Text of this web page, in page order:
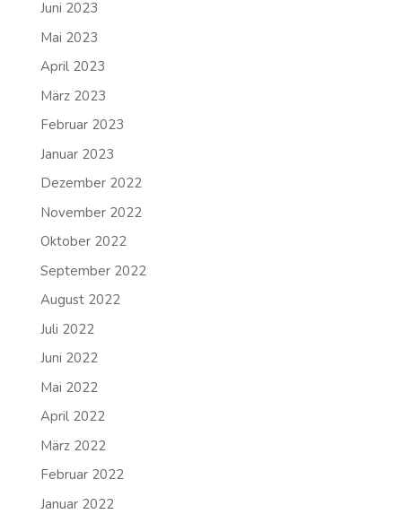
Juni 2023
Mai 2023
April 2023
März 2023
Februar 2023
Januar 2023
Dezember 2022
November 2022
Oktober 2022
September 2022
August 2022
Juli 2022
Juni 2022
Mai 2022
April 2022
März 2022
Februar 2022
Januar 2022